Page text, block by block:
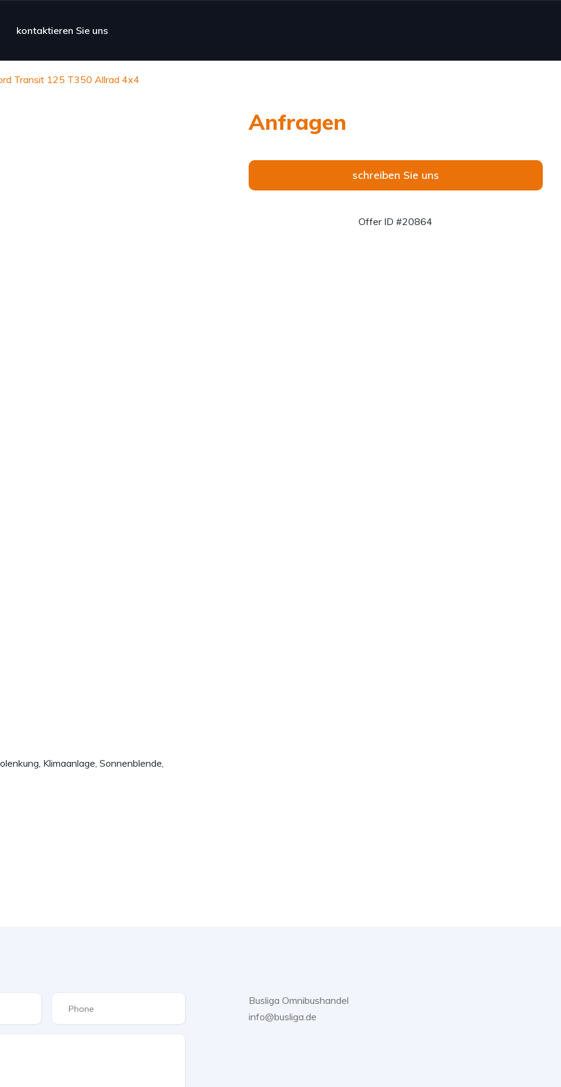
kontaktieren Sie uns
Transit 125 T350 Allrad 4x4
Klimaanlage, Sonnenblende,
Anfragen
schreiben Sie uns
Offer ID #20864
Busliga Omnibushandel
info@busliga.de